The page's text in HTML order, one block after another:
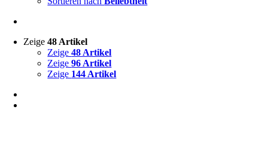
Zeige48 Artikel
Zeige48 Artikel
Zeige96 Artikel
Zeige 144 Artikel